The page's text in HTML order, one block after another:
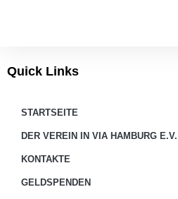
Quick Links
STARTSEITE
DER VEREIN IN VIA HAMBURG E.V.
KONTAKTE
GELDSPENDEN